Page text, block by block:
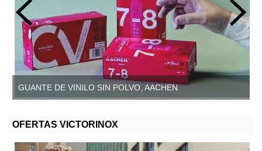
GUANTE DE VINILO SIN POLVO, AACHEN
OFERTAS VICTORINOX